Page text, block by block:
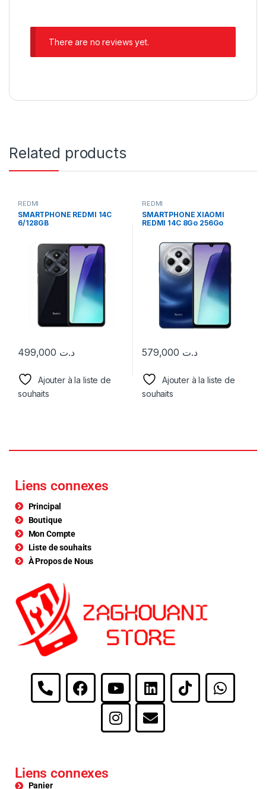
There are no reviews yet.
Related products
REDMI
SMARTPHONE REDMI 14C
6/128GB
د.ت
Ajouter à la liste de
souhaits
REDMI
SMARTPHONE XIAOMI
REDMI 14C 8Go 256Go
د.ت
Ajouter à la liste de
souhaits
Liens connexes
Principal
Boutique
Mon Compte
Liste de souhaits
À Propos de Nous
Liens connexes
Panier